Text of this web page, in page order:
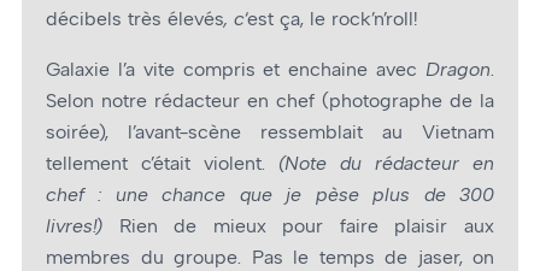
décibels très élevés, c‘est ça, le rock’n’roll!
Galaxie l’a vite compris et enchaineavec Dragon.
Selon notre rédacteur en chef (photographe de la
soirée), l’avant-scène ressemblait au Vietnam
tellement c’était violent. (Note du rédacteur en
chef : une chance que je pèse plus de 300
livres!) Rien de mieux pour faire plaisir aux
membres du groupe. Pas le temps de jaser, on